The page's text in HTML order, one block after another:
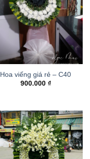
Hoa viếng giá rẻ – C40
900.000 ₫